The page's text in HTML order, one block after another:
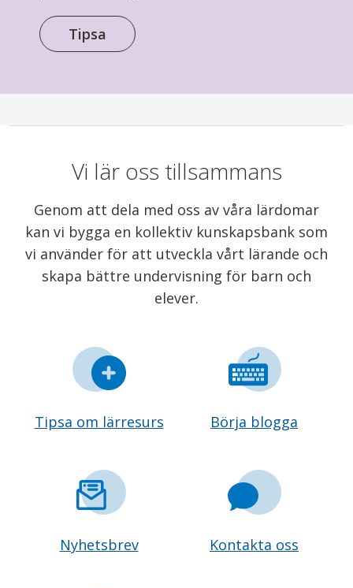
Tipsa
Vi lär oss tillsammans
Genom att dela med oss av våra lärdomar
kan vi bygga en kollektiv kunskapsbank som
vi använder för att utveckla vårt lärande och
skapa bättre undervisning för barn och
elever.
Tipsa om lärresurs Börja blogga
Nyhetsbrev Kontakta oss